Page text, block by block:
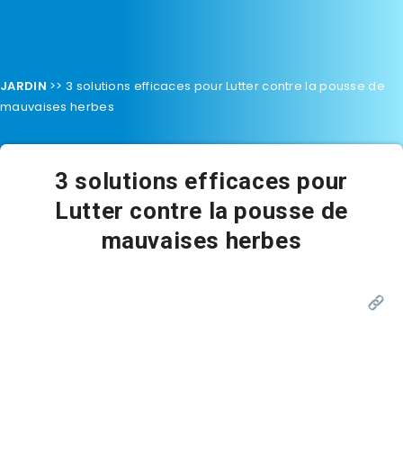
JARDIN >>3 solutions efficaces pour Lutter contre la pousse de
mauvaises herbes
3 solutions efficaces pour
Lutter contre la pousse de
mauvaises herbes